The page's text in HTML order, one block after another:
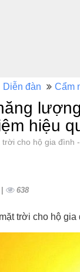
Diễn đàn Cẩm
hiệu
cho hộ gia đình
638
trời cho hộ gia